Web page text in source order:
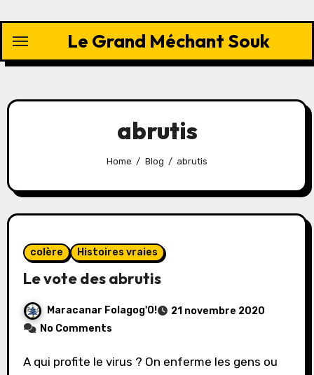
content
Le Grand Méchant Souk
abrutis
Home Blog abrutis
colère Histoires vraies
Le vote des abrutis
Maracanar Folagog'O!
21 novembre 2020
No Comments
A qui profite le virus ? On enferme les gens ou